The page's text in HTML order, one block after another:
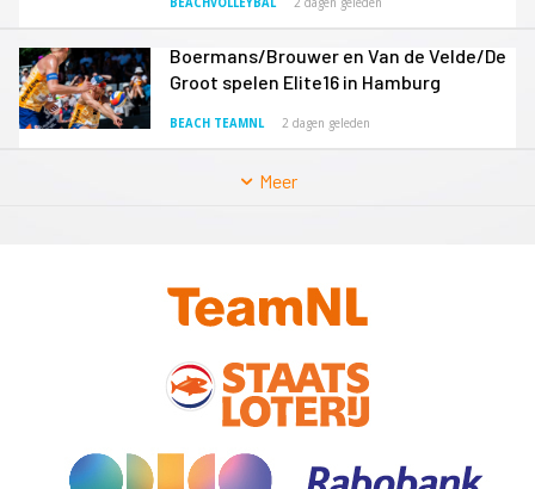
BEACHVOLLEYBAL 2 dagen geleden
Boermans/Brouwer en Van de Velde/De
Groot spelen Elite16 in Hamburg
BEACH TEAMNL 2 dagen geleden
Meer